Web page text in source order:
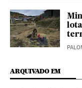
ARQUIVADO EM